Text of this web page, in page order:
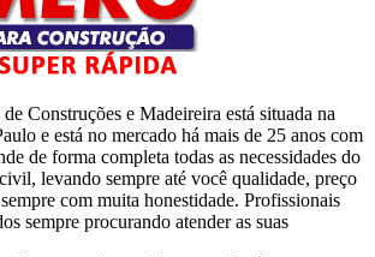
Construções e Madeireira está situada na
e está no mercado há mais de 25 anos com
de forma completa todas as necessidades do
levando sempre até você qualidade, preço
com muita honestidade. Profissionais
sempre procurando atender as suas